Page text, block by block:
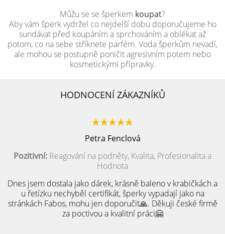
Můžu se se šperkem koupat?
Aby vám šperk vydržel co nejdelší dobu doporučujeme ho
sundávat před koupáním a sprchováním a oblékat až
potom, co na sebe stříknete parfém. Voda šperkům nevadí,
ale mohou se postupně poničit agresivním potem nebo
kosmetickými přípravky.
HODNOCENÍ ZÁKAZNÍKŮ
Petra Fenclová
Pozitivní: Reagování na podněty, Kvalita, Profesionalita a
Hodnota
Dnes jsem dostala jako dárek, krásně baleno v krabičkách a
u řetízku nechyběl certifikát, šperky vypadají jako na
stránkách Fabos, mohu jen doporučit🙏. Děkuji české firmě
za poctivou a kvalitní práci🤗